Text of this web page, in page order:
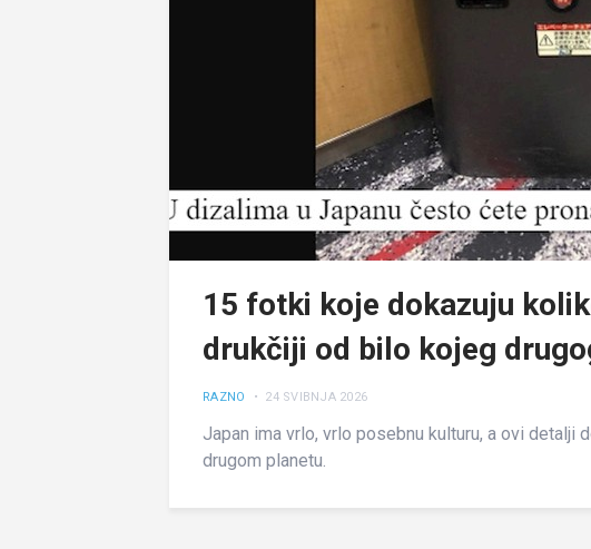
15 fotki koje dokazuju
drukčiji od bilo kojeg
RAZNO • 24 SVIBNJA 2026
Japan ima vrlo, vrlo posebnu kulturu, a ovi detalji
drugom planetu.